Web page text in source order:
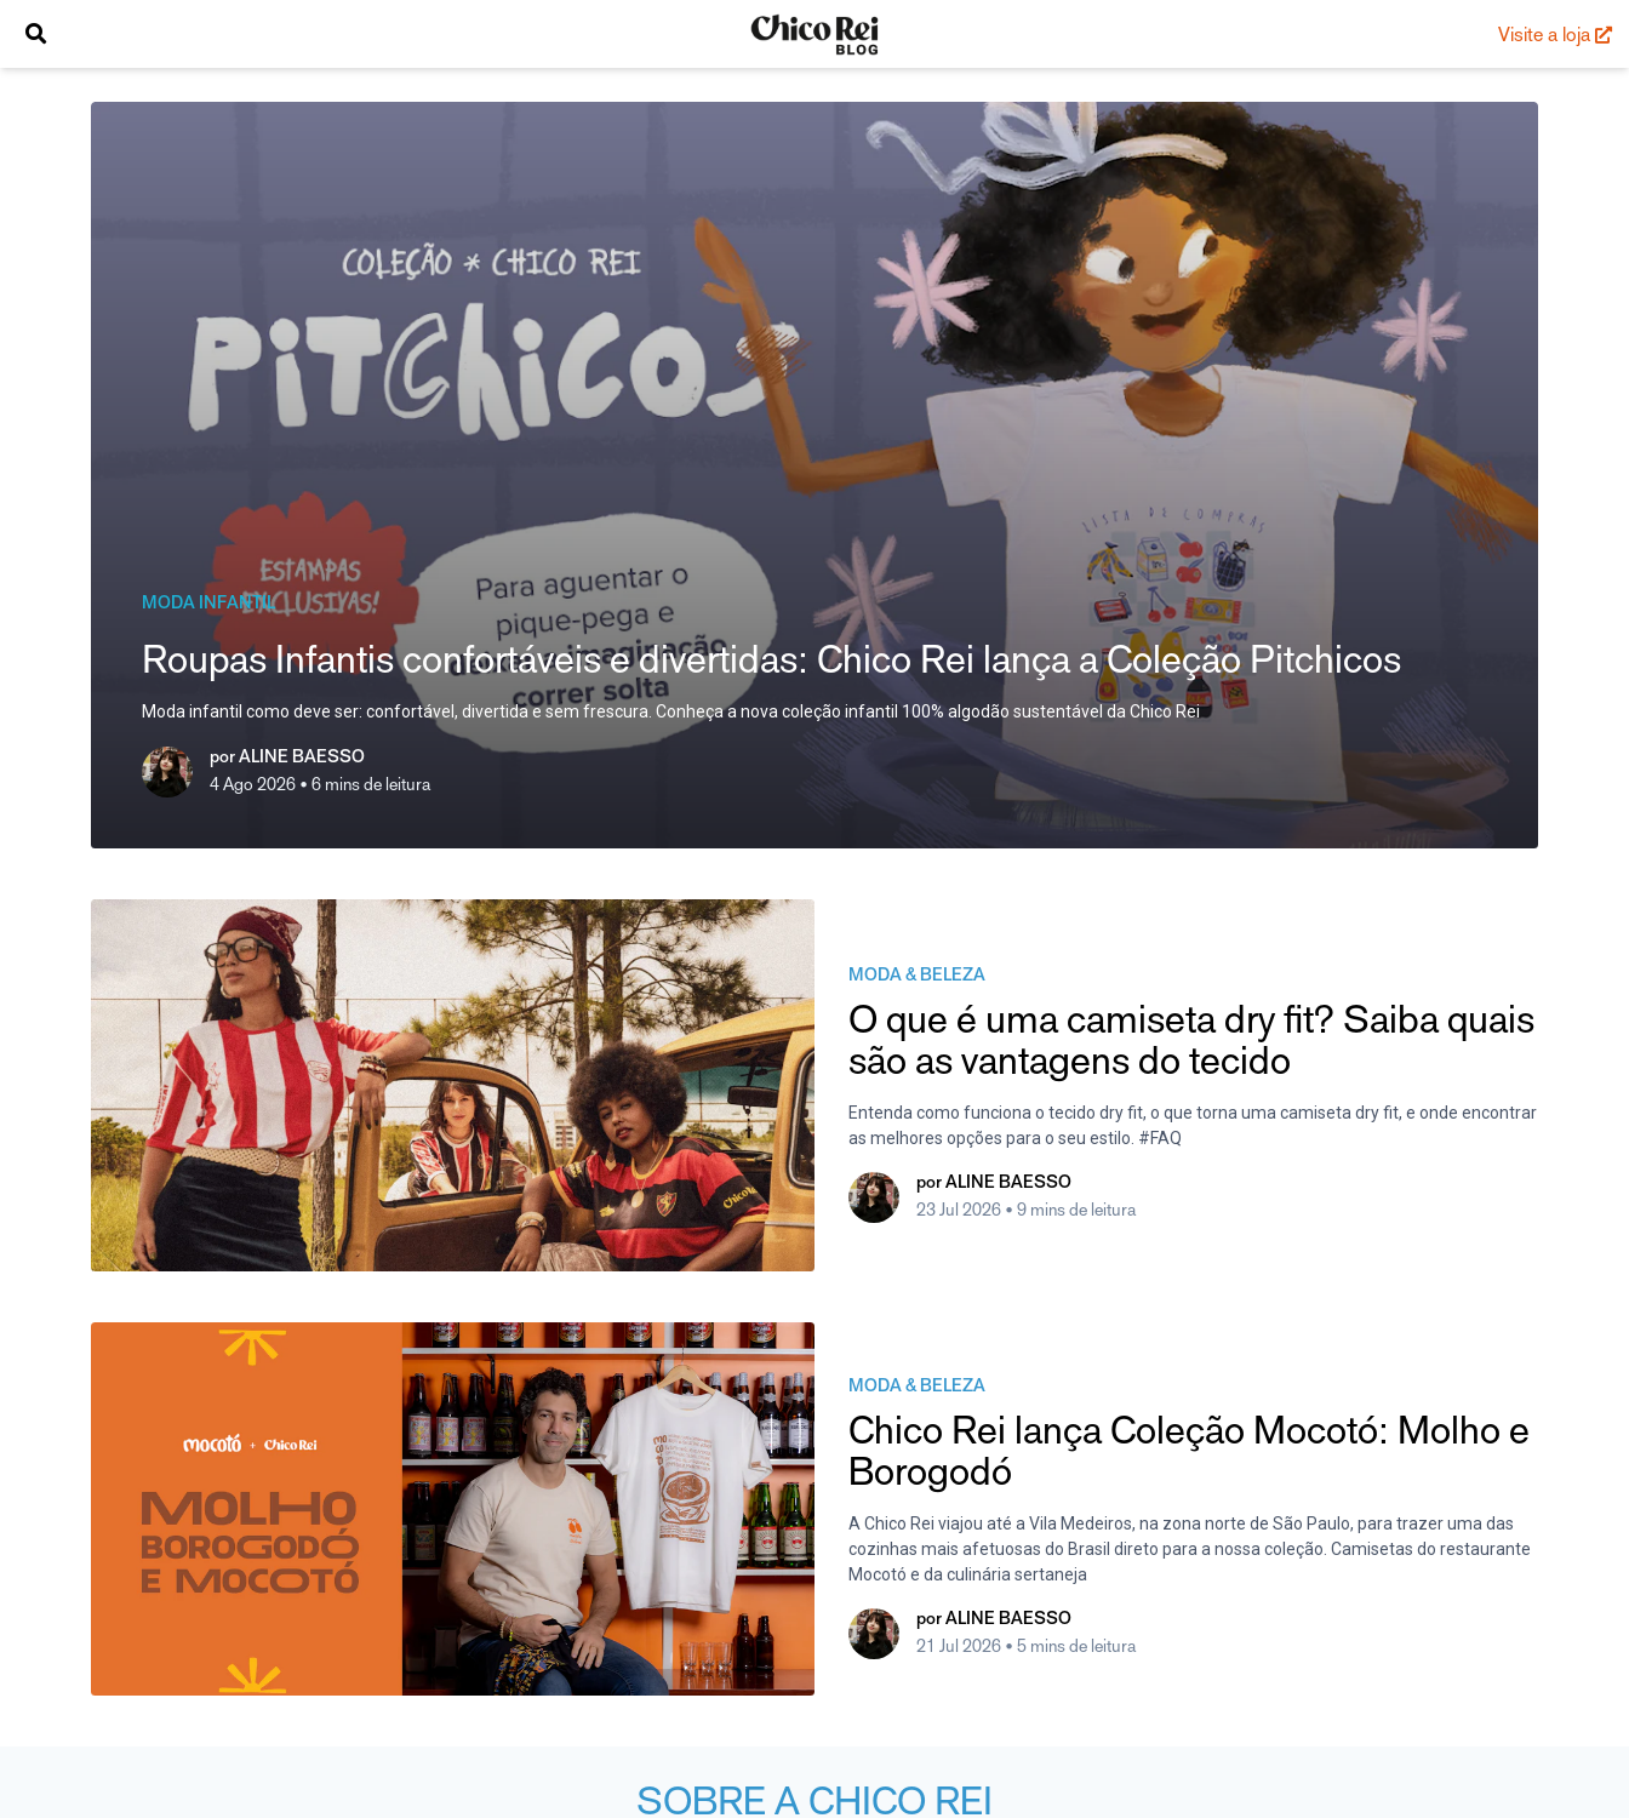
Visite a loja
MODA INFANTIL
Roupas Infantis confortáveis e divertidas: Chico Rei lança a Coleção Pitchicos
Moda infantil como deve ser: confortável, divertida e sem frescura. Conheça a nova coleção infantil 100% algodão sustentável da Chico Rei
por ALINE BAESSO
4 Ago 2026 • 6 mins de leitura
MODA & BELEZA
O que é uma camiseta dry fit? Saiba quais
são as vantagens do tecido
Entenda como funciona o tecido dry fit, o que torna uma camiseta dry fit, e onde encontrar
as melhores opções para o seu estilo. #FAQ
por ALINE BAESSO
23 Jul 2026 • 9 mins de leitura
MODA & BELEZA
Chico Rei lança Coleção Mocotó: Molho e
Borogodó
A Chico Rei viajou até a Vila Medeiros, na zona norte de São Paulo, para trazer uma das
cozinhas mais afetuosas do Brasil direto para a nossa coleção. Camisetas do restaurante
Mocotó e da culinária sertaneja
por ALINE BAESSO
21 Jul 2026 • 5 mins de leitura
SOBRE A CHICO REI